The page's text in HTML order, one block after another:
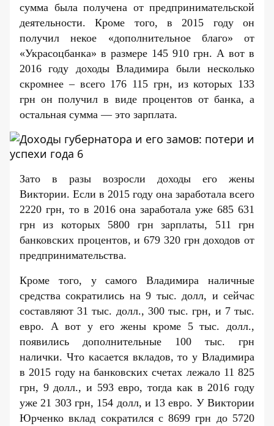
сумма была получена от предпринимательской
деятельности. Кроме того, в 2015 году он
получил некое «дополнительное благо» от
«Украсоцбанка» в размере 145 910 грн. А вот в
2016 году доходы Владимира были несколько
скромнее – всего 176 115 грн, из которых 133
грн он получил в виде процентов от банка, а
остальная сумма — это зарплата.
Зато в разы возросли доходы его жены
Виктории. Если в 2015 году она заработала всего
2220 грн, то в 2016 она заработала уже 685 631
грн из которых 5800 грн зарплаты, 511 грн
банковских процентов, и 679 320 грн доходов от
предпринимательства.
Кроме того, у самого Владимира наличные
средства сократились на 9 тыс. долл, и сейчас
составляют 31 тыс. долл., 300 тыс. грн, и 7 тыс.
евро. А вот у его жены кроме 5 тыс. долл.,
появились дополнительные 100 тыс. грн
налички. Что касается вкладов, то у Владимира
в 2015 году на банковских счетах лежало 11 825
грн, 9 долл., и 593 евро, тогда как в 2016 году
уже 21 303 грн, 154 долл, и 13 евро. У Виктории
Юрченко вклад сократился с 8699 грн до 5720